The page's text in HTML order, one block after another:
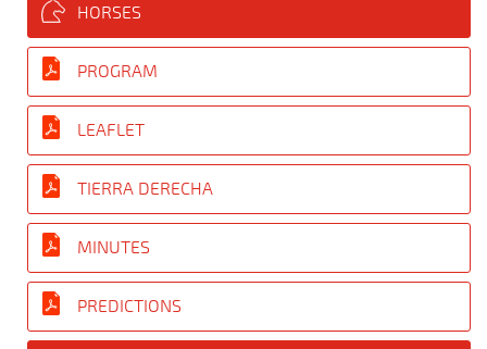
HORSES
PROGRAM
LEAFLET
TIERRA DERECHA
MINUTES
PREDICTIONS